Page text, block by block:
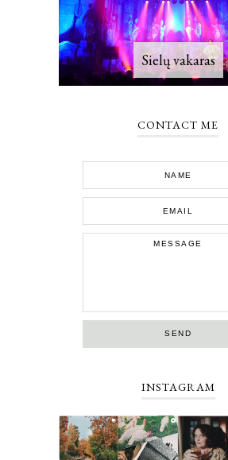
Sielų vakaras
CONTACT ME
INSTAGRAM